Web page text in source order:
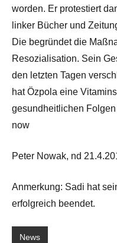
worden. Er protestiert
linker Bücher und
Die begründet die
Resozialisation. Sein
den letzten Tagen
hat Özpola eine
gesundheitlichen
now
Peter Nowak, nd
Anmerkung: Sadi hat
erfolgreich beendet.
News